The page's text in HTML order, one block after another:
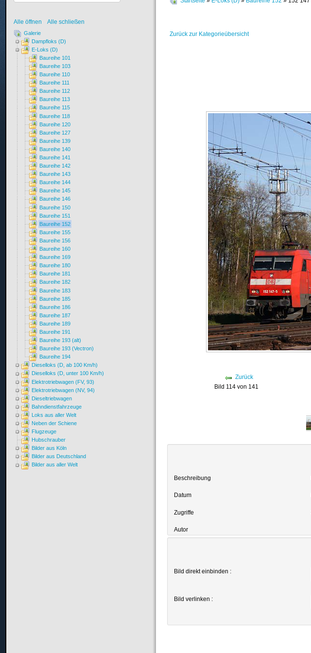
Zurück zur Kategorieübersicht
Zurück
Bild 114 von 141
Beschreibung
Datum
Zugriffe
Autor
Bild direkt einbinden :
Bild verlinken :
Alle öffnen Alle schließen
Galerie
Dampfloks (D)
E-Loks (D)
Baureihe 101
Baureihe 103
Baureihe 110
Baureihe 111
Baureihe 112
Baureihe 113
Baureihe 115
Baureihe 118
Baureihe 120
Baureihe 127
Baureihe 139
Baureihe 140
Baureihe 141
Baureihe 142
Baureihe 143
Baureihe 144
Baureihe 145
Baureihe 146
Baureihe 150
Baureihe 151
Baureihe 152
Baureihe 155
Baureihe 156
Baureihe 160
Baureihe 169
Baureihe 180
Baureihe 181
Baureihe 182
Baureihe 183
Baureihe 185
Baureihe 186
Baureihe 187
Baureihe 189
Baureihe 191
Baureihe 193 (alt)
Baureihe 193 (Vectron)
Baureihe 194
Dieselloks (D, ab 100 Km/h)
Dieselloks (D, unter 100 Km/h)
Elektrotriebwagen (FV, 93)
Elektrotriebwagen (NV, 94)
Dieseltriebwagen
Bahndienstfahrzeuge
Loks aus aller Welt
Neben der Schiene
Flugzeuge
Hubschrauber
Bilder aus Köln
Bilder aus Deutschland
Bilder aus aller Welt